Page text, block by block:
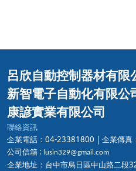
呂欣自動控制器材有限
新智電子自動化有限公
康諺實業有限公司
聯絡資訊
企業電話：04-23381800 | 企業傳
公司信箱 : lusin329@gmail.com
企業地址：台中市烏日區中山路二段